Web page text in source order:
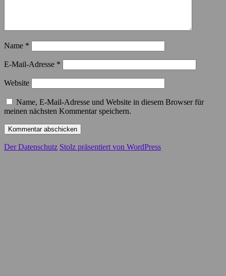
Name *
E-Mail-Adresse *
Website
Name, E-Mail-Adresse und Website in diesem Browser für
meinen nächsten Kommentar speichern.
Der Datenschutz Stolz präsentiert von WordPress